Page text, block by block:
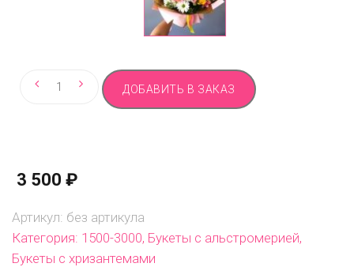
Количество
в
тонах
ДОБАВИТЬ В ЗАКАЗ
3 500 ₽
Артикул: без артикула
Категория: 1500-3000, Букеты с альстромерией,
Букеты с хризантемами